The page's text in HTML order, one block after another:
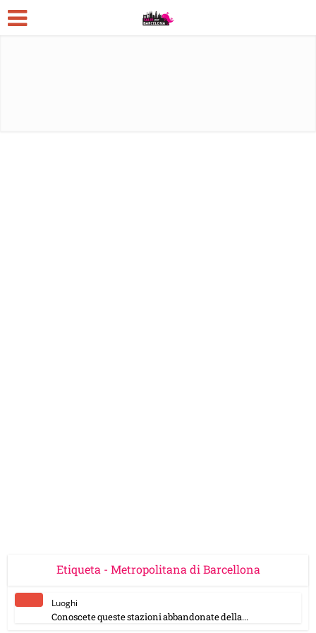
Etiqueta - Metropolitana di Barcellona
Luoghi
Conoscete queste stazioni abbandonate della...